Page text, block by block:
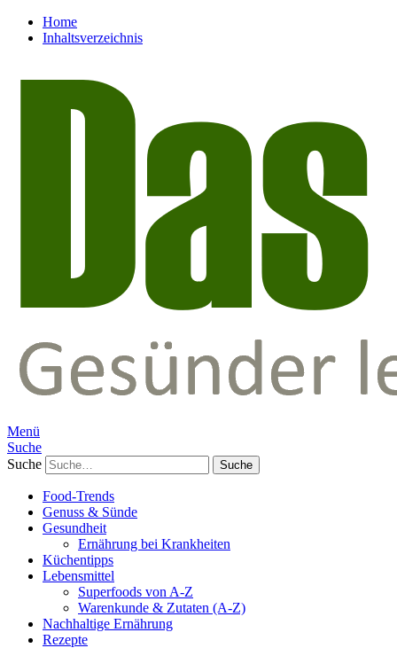
Home
Inhaltsverzeichnis
Menü
Suche
Suche
Food-Trends
Genuss & Sünde
Gesundheit
Ernährung bei Krankheiten
Küchentipps
Lebensmittel
Superfoods von A-Z
Warenkunde & Zutaten (A-Z)
Nachhaltige Ernährung
Rezepte